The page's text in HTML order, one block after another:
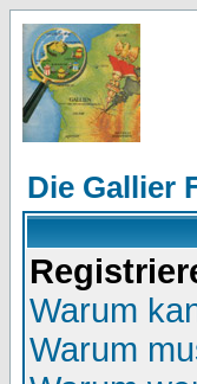
Die Gallier
Warum
Warum